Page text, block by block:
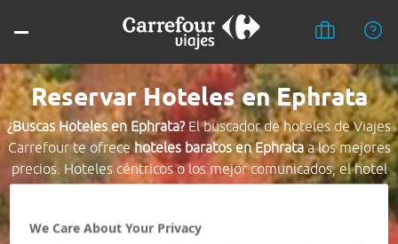
Reservar Hoteles en Ephrata
¿Buscas Hoteles en Ephrata?El buscador de hoteles de Viajes
Carrefour te ofrecehoteles baratos en Ephrataa los mejores
precios. Hoteles céntricos o los mejor comunicados, el hotel
que busques nosotros te lo encontramos al mejor precio.
Destino *
We Care About Your Privacy